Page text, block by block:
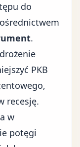
do
.
PKB
recesję.
w
potęgi